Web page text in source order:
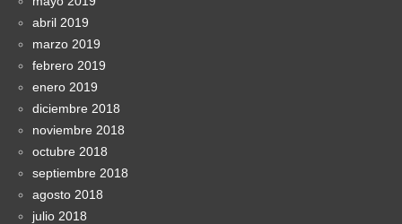
abril 2019
marzo 2019
febrero 2019
enero 2019
diciembre 2018
noviembre 2018
octubre 2018
septiembre 2018
agosto 2018
julio 2018